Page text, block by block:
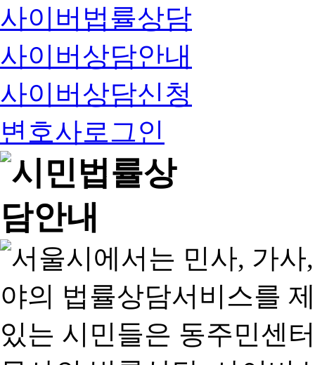
사이버법률상담
사이버상담안내
사이버상담신청
변호사로그인